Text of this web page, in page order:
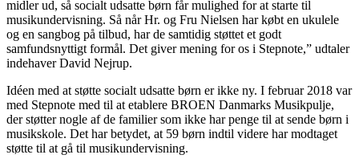
midler ud, så socialt udsatte børn får mulighed for at starte til
musikundervisning. Så når Hr. og Fru Nielsen har købt en ukulele
og en sangbog på tilbud, har de samtidig støttet et godt
samfundsnyttigt formål. Det giver mening for os i Stepnote,” udtaler
indehaver David Nejrup.
Idéen med at støtte socialt udsatte børn er ikke ny. I februar 2018 var
med Stepnote med til at etablere BROEN Danmarks Musikpulje,
der støtter nogle af de familier som ikke har penge til at sende børn i
musikskole. Det har betydet, at 59 børn indtil videre har modtaget
støtte til at gå til musikundervisning.